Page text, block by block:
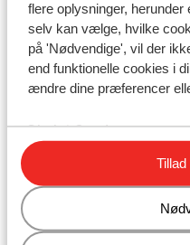
flere oplysninger,
selv kan vælge, hvilke
på 'Nødvendige', vil der
end funktionelle cookies i
ændre dine præferencer
Base Camp Lodge Les
Hotel L'Orée des Pistes
Chalet Sandy
Hotel Chamois Lodge
The People Les 2 Alpes